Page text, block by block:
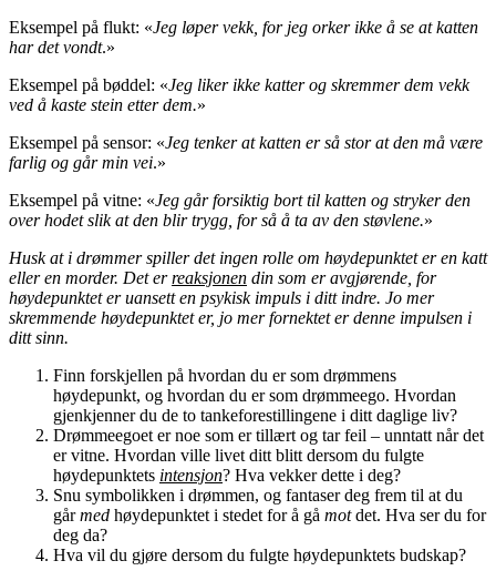
Eksempel på flukt: «Jeg løper vekk, for jeg orker ikke å se at katten
har det vondt.»
Eksempel på bøddel: «Jeg liker ikke katter og skremmer dem vekk
ved å kaste stein etter dem.»
Eksempel på sensor: «Jeg tenker at katten er så stor at den må være
farlig og går min vei.»
Eksempel på vitne: «Jeg går forsiktig bort til katten og stryker den
over hodet slik at den blir trygg, for så å ta av den støvlene.»
Husk at i drømmer spiller det ingen rolle om høydepunktet er en katt
eller en morder. Det erreaksjonen din som er avgjørende, for
høydepunktet er uansett en psykisk impuls i ditt indre. Jo mer
skremmende høydepunktet er, jo mer fornektet er denne impulsen i
ditt sinn.
Finn forskjellen på hvordan du er som drømmens
høydepunkt, og hvordan du er som drømmeego. Hvordan
gjenkjenner du de to tankeforestillingene i ditt daglige liv?
Drømmeegoet er noe som er tillært og tar feil – unntatt når det
er vitne. Hvordan ville livet ditt blitt dersom du fulgte
høydepunktets intensjon? Hva vekker dette i deg?
Snu symbolikken i drømmen, og fantaser deg frem til at du
gårmed høydepunktet i stedet for å gå motdet. Hva ser du for
deg da?
Hva vil du gjøre dersom du fulgte høydepunktets budskap?